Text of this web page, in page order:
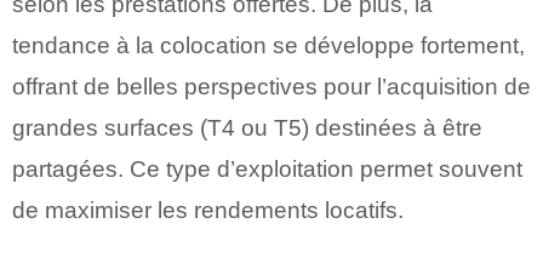
tendance à la colocation se développe fortement,
offrant de belles perspectives pour l’acquisition de
grandes surfaces (T4 ou T5) destinées à être
partagées. Ce type d’exploitation permet souvent
de maximiser les rendements locatifs.